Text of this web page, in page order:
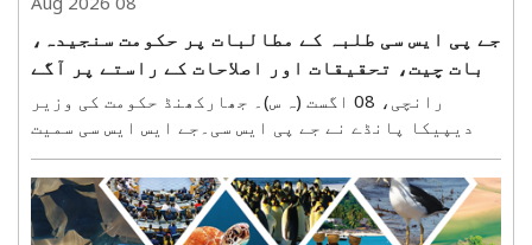
جے پی ایس سی طلبہ کے مطالبات پر حکومت سنجیدہ،
بات چیت، تحقیقات اور اصلاحات کے راستے پر آگے
بڑھ رہی ہے: دیپیکا پانڈے
رانچی، 08 اگست (ہ س)۔ جھارکھنڈ حکومت کی وزیر
دیپیکا پانڈے نے جے پی ایس سی۔جے ایس ایس سی سمیت
مسابقتی امتحانات کو لے کر جاری طلبہ تحریک کے
درمیان ہفتہ کو میڈیا سے بات کرتے ہوئے کہا کہ طلبہ
کی بات سنجیدگی سے سنی جا رہی ہے اور ان کے مطالبات
کے حل ..